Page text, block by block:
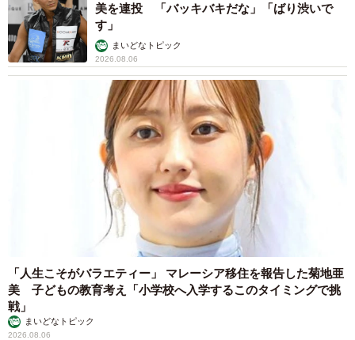
美を連投 「バッキバキだな」「ばり渋いで
す」
まいどなトピック
2026.08.06
「人生こそがバラエティー」 マレーシア移住を報告した菊地亜
美 子どもの教育考え「小学校へ入学するこのタイミングで挑
戦」
まいどなトピック
2026.08.06